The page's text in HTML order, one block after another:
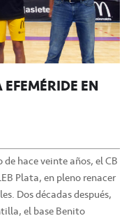
EN
hace veinte años, el CB
Plata, en pleno renacer
Dos décadas después,
el base Benito